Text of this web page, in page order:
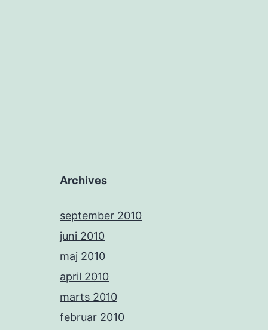
Archives
september 2010
juni 2010
maj 2010
april 2010
marts 2010
februar 2010